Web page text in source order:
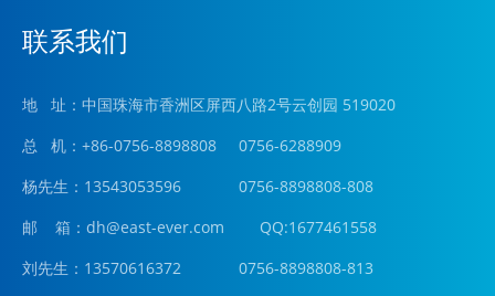
联系我们
地 址：中国珠海市香洲区屏西八路2号云创园 519020
总 机：+86-0756-8898808 0756-6288909
杨先生：13543053596 0756-8898808-808
邮 箱： dh@east-ever.com QQ:1677461558
刘先生：13570616372 0756-8898808-813